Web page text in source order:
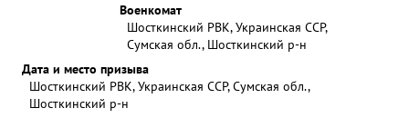
Военкомат
Шосткинский РВК, Украинская ССР,
Сумская обл., Шосткинский р-н
Дата и место призыва
Шосткинский РВК, Украинская ССР, Сумская обл.,
Шосткинский р-н